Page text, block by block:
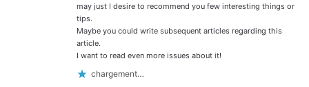
may just I desire to recommend you few interesting things or
tips.
Maybe you could write subsequent articles regarding this
article.
I want to read even more issues about it!
chargement…